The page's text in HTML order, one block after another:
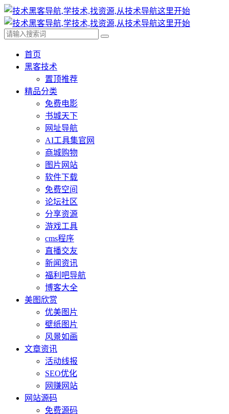
首页
黑客技术
置顶推荐
精品分类
免费电影
书城天下
网址导航
AI工具集官网
商城购物
图片网站
软件下载
免费空间
论坛社区
分享资源
游戏工具
cms程序
直播交友
新闻资讯
福利吧导航
博客大全
美图欣赏
优美图片
壁纸图片
风景如画
文章资讯
活动线报
SEO优化
网赚网站
网站源码
免费源码